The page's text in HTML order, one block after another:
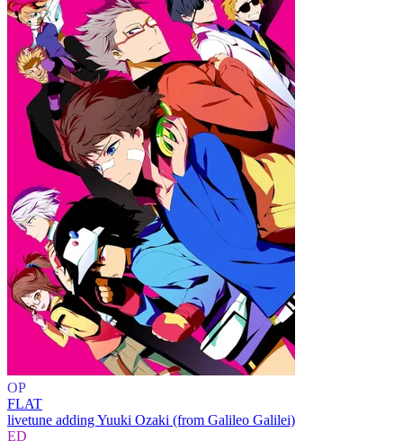
OP
FLAT
livetune adding Yuuki Ozaki (from Galileo Galilei)
ED